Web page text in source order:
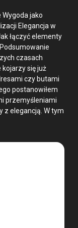
jako
Elegancja w
łączyć elementy
czasach
się już
czy butami
postanowiłem
przemyśleniami
z elegancją. W tym